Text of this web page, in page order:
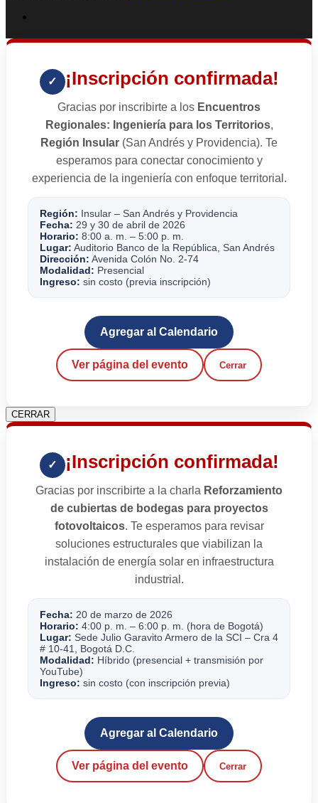
✓ ¡Inscripción confirmada!
Gracias por inscribirte a los Encuentros
Regionales: Ingeniería para los Territorios,
Región Insular (San Andrés y Providencia). Te
esperamos para conectar conocimiento y
experiencia de la ingeniería con enfoque territorial.
Región: Insular – San Andrés y Providencia
Fecha: 29 y 30 de abril de 2026
Horario: 8:00 a. m. – 5:00 p. m.
Lugar: Auditorio Banco de la República, San Andrés
Dirección: Avenida Colón No. 2-74
Modalidad: Presencial
Ingreso: sin costo (previa inscripción)
Agregar al Calendario
Ver página del evento Cerrar
CERRAR
✓ ¡Inscripción confirmada!
Gracias por inscribirte a la charla Reforzamiento
de cubiertas de bodegas para proyectos
fotovoltaicos. Te esperamos para revisar
soluciones estructurales que viabilizan la
instalación de energía solar en infraestructura
industrial.
Fecha: 20 de marzo de 2026
Horario: 4:00 p. m. – 6:00 p. m. (hora de Bogotá)
Lugar: Sede Julio Garavito Armero de la SCI – Cra 4
# 10-41, Bogotá D.C.
Modalidad: Híbrido (presencial + transmisión por
YouTube)
Ingreso: sin costo (con inscripción previa)
Agregar al Calendario
Ver página del evento Cerrar